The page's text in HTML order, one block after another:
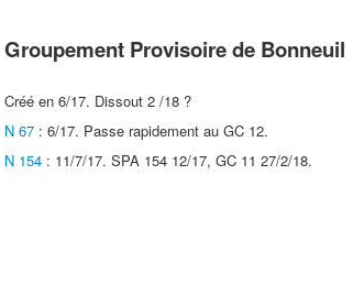
Groupement Provisoire de Bonneuil
Créé en 6/17. Dissout 2 /18 ?
N 67 : 6/17. Passe rapidement au GC 12.
N 154 : 11/7/17. SPA 154 12/17, GC 11 27/2/18.